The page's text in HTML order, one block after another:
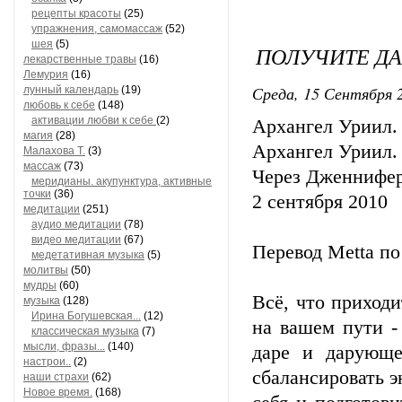
рецепты красоты (25)
упражнения, самомассаж (52)
шея (5)
лекарственные травы (16)
Лемурия (16)
лунный календарь (19)
любовь к себе (148)
активации любви к себе (2)
магия (28)
Малахова Т. (3)
массаж (73)
меридианы. акупунктура, активные
точки (36)
медитации (251)
аудио медитации (78)
видео медитации (67)
медетативная музыка (5)
молитвы (50)
мудры (60)
музыка (128)
Ирина Богушевская... (12)
классическая музыка (7)
мысли, фразы... (140)
настрои.. (2)
наши страхи (62)
Новое время. (168)
ПОЛУЧИТЕ
Среда, 15 Сентября
Архангел
Архангел
Через
2 сентября 2010
Перевод Metta
Всё, что
на вашем пути -
даре и
сбалансировать